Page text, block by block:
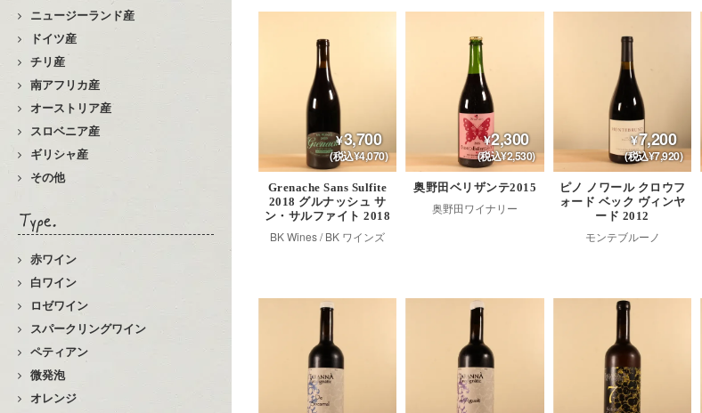
ニュージーランド産
ドイツ産
チリ産
南アフリカ産
オーストリア産
スロベニア産
ギリシャ産
その他
赤ワイン
白ワイン
ロゼワイン
スパークリングワイン
ペティアン
微発泡
オレンジ
3,700
(税込¥4,070)
Grenache Sans Sulfite
2018 グルナッシュ サ
ン・サルファイト 2018
BK Wines / BK ワインズ
2,300
(税込¥2,530)
奥野田ベリザンテ2015
奥野田ワイナリー
7,200
(税込¥7,920)
ピノ ノワール クロウフ
ォード ベック ヴィンヤ
ード 2012
モンテブルーノ